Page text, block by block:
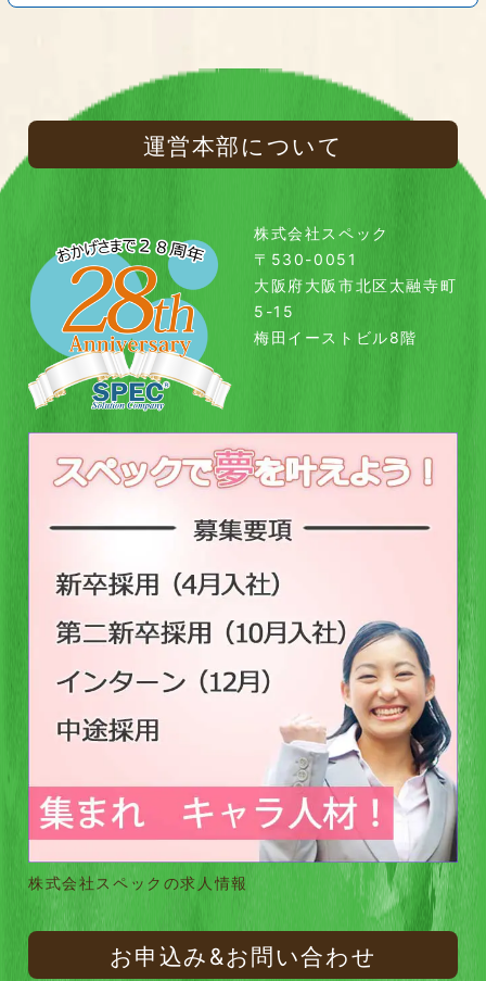
運営本部について
株式会社スペック
〒530-0051
大阪府大阪市北区太融寺町
5-15
梅田イーストビル8階
株式会社スペックの求人情報
お申込み&お問い合わせ